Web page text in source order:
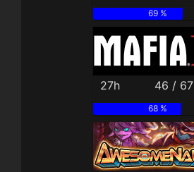
69 %
27h 46 / 67
68 %